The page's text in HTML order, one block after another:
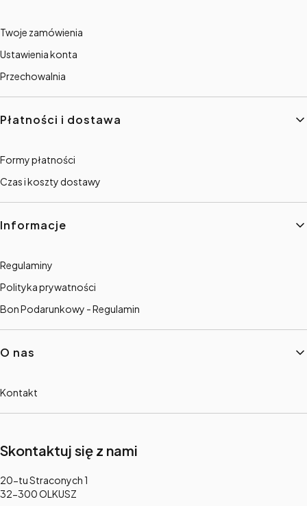
Twoje zamówienia
Ustawienia konta
Przechowalnia
Płatności i dostawa
Formy płatności
Czas i koszty dostawy
Informacje
Regulaminy
Polityka prywatności
Bon Podarunkowy - Regulamin
O nas
Kontakt
Skontaktuj się z nami
Adres:
20-tu Straconych 1
32-300 OLKUSZ